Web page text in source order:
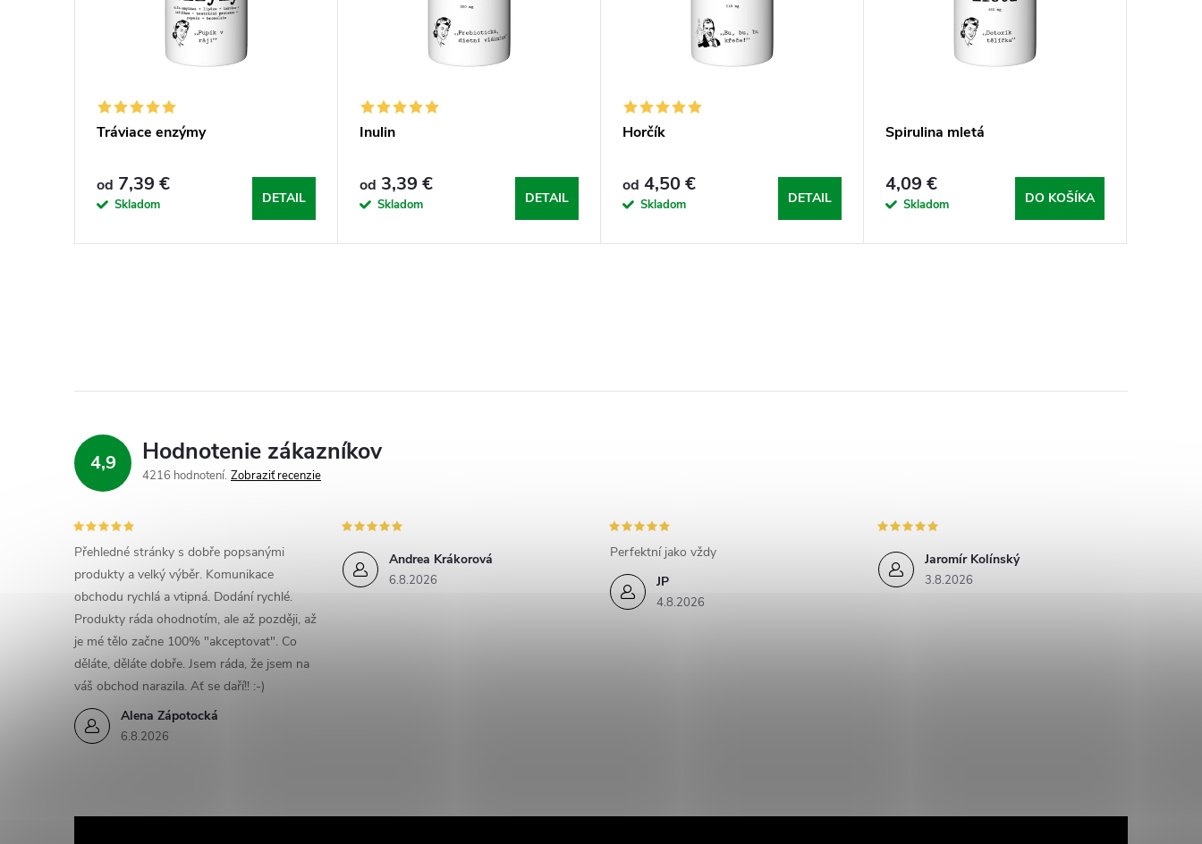
Tráviace enzýmy
od 7,39 €
Skladom DETAIL
Inulin
od 3,39 €
Skladom DETAIL
Horčík
od 4,50 €
Skladom DETAIL
Spirulina mletá
4,09 €
Skladom DO KOŠÍKA
4,9 Hodnotenie zákazníkov
4216 hodnotení Zobraziť recenzie
Alena Zápotocká
6.8.2026
Přehledné stránky s dobře popsanými
produkty a velký výběr. Komunikace
obchodu rychlá a vtipná. Dodání rychlé.
Produkty ráda ohodnotím, ale až později, až
je mé tělo začne 100% "akceptovat". Co
děláte, děláte dobře. Jsem ráda, že jsem na
váš obchod narazila. Ať se daří!! :-)
Andrea Krákorová
6.8.2026 JP
4.8.2026
Perfektní jako vždy Jaromír Kolínský
3.8.2026